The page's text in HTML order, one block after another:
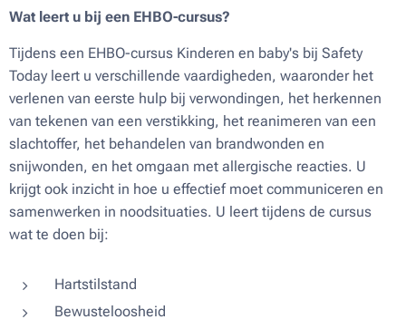
Wat leert u bij een EHBO-cursus?
Tijdens een EHBO-cursus Kinderen en baby's bij Safety
Today leert u verschillende vaardigheden, waaronder het
verlenen van eerste hulp bij verwondingen, het herkennen
van tekenen van een verstikking, het reanimeren van een
slachtoffer, het behandelen van brandwonden en
snijwonden, en het omgaan met allergische reacties. U
krijgt ook inzicht in hoe u effectief moet communiceren en
samenwerken in noodsituaties. U leert tijdens de cursus
wat te doen bij:
Hartstilstand
Bewusteloosheid